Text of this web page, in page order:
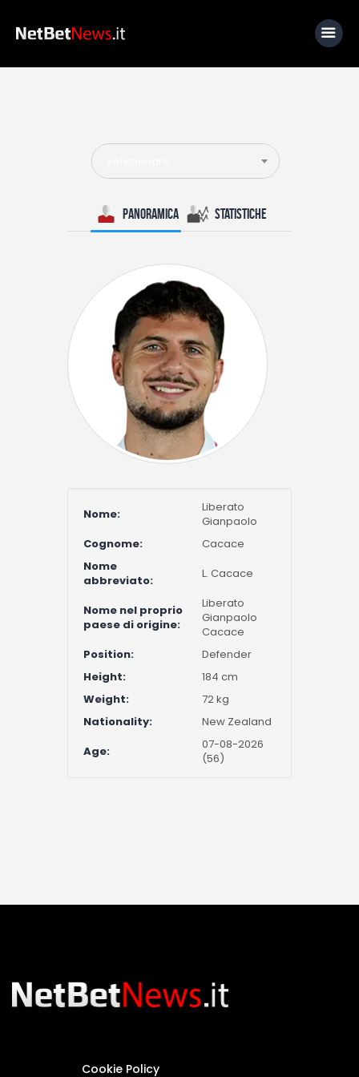
News
Calcio
Basket
Tennis
Lo Sapevi Che
Fantacalcio
I consigli di Giulia
Serie A
Panoramica Statistiche
Nome:
Liberato
Gianpaolo
Cognome:
Cacace
Nome
abbreviato:
L. Cacace
Nome nel proprio
paese di origine:
Liberato
Gianpaolo
Cacace
Position:
Defender
Height:
184 cm
Weight:
72 kg
Nationality:
New Zealand
Age:
07-08-2026
(56)
Cookie Policy